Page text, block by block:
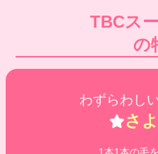
TBCス
の
わずらわし
さ